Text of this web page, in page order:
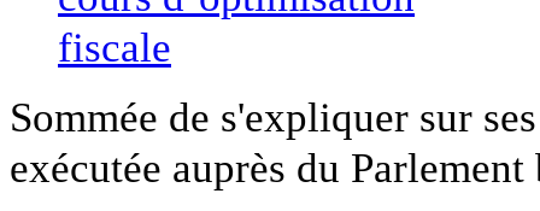
Sommée de s'expliquer sur
exécutée auprès du